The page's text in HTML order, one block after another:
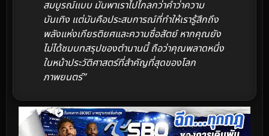
สมบูรณ์แบบ มันพาเราไปไกลกว่าคำว่าความ
บันเทิง แต่มันคือประสบการณ์ที่ทำให้เรารู้สึกถึง
พลังแห่งเกียรติยศและความซื่อสัตย์ หากคุณยัง
ไม่ได้ชมบทสรุปของตำนานนี้ ถือว่าคุณพลาดหนึ่ง
ในหน้าประวัติศาสตร์ที่สำคัญที่สุดของโลก
ภาพยนตร์”